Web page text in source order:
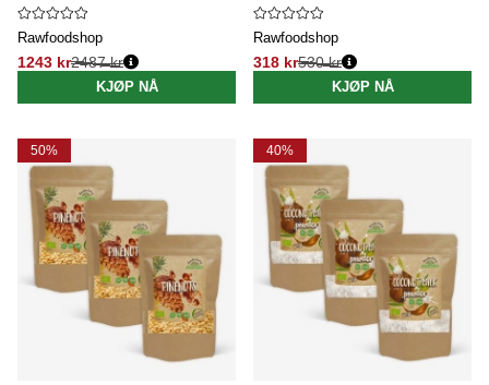
Rawfoodshop
1243 kr
Vanlig pris:2487 kr
KJØP NÅ
Rawfoodshop
318 kr
Vanlig pris:
530 kr
KJØP NÅ
50% 40%